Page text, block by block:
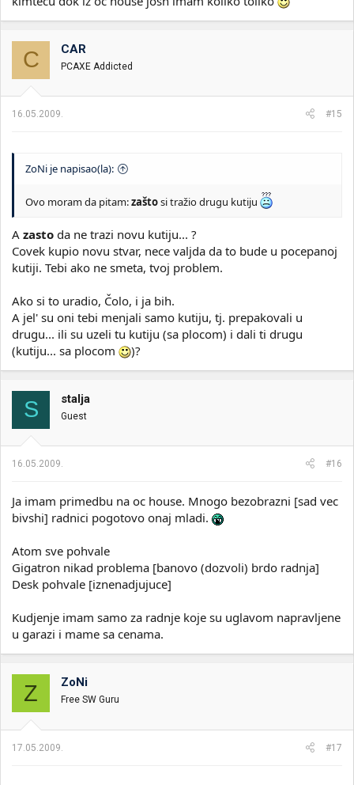
C CAR
PCAXE Addicted
16.05.2009. #15
ZoNi je napisao(la):
Ovo moram da pitam:zaštosi tražio drugu kutiju
A zasto da ne trazi novu kutiju... ?
Covek kupio novu stvar, nece valjda da to bude u pocepanoj
kutiji. Tebi ako ne smeta, tvoj problem.
Ako si to uradio, Čolo, i ja bih.
A jel' su oni tebi menjali samo kutiju, tj. prepakovali u
drugu... ili su uzeli tu kutiju (sa plocom) i dali ti drugu
(kutiju... sa plocom
)?
S stalja
Guest
16.05.2009. #16
Ja imam primedbu na oc house. Mnogo bezobrazni [sad vec
bivshi] radnici pogotovo onaj mladi.
Atom sve pohvale
Gigatron nikad problema [banovo (dozvoli) brdo radnja]
Desk pohvale [iznenadjujuce]
Kudjenje imam samo za radnje koje su uglavom napravljene
u garazi i mame sa cenama.
Z ZoNi
Free SW Guru
17.05.2009. #17